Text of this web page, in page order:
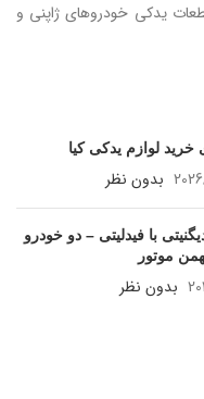
یدکی خودروهای ژاپنی و
خرید لوازم یدکی کیا
بدون نظر
با فیدلیتی – دو خودرو
موتور
بدون نظر